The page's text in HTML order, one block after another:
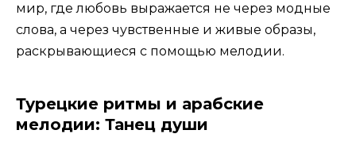
мир, где любовь выражается не через модные
слова, а через чувственные и живые образы,
раскрывающиеся с помощью мелодии.
Турецкие ритмы и арабские
мелодии: Танец души